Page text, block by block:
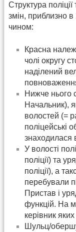
Структура
змін, приблизно
чином:
Красна
чолі округу
наділений
Нижче нього
Начальник),
волостей (=
поліцейські
знаходилася
У волості
поліції) та
поліції), а
перебували
Пристав і
функцій. На
керівник
Шульц/